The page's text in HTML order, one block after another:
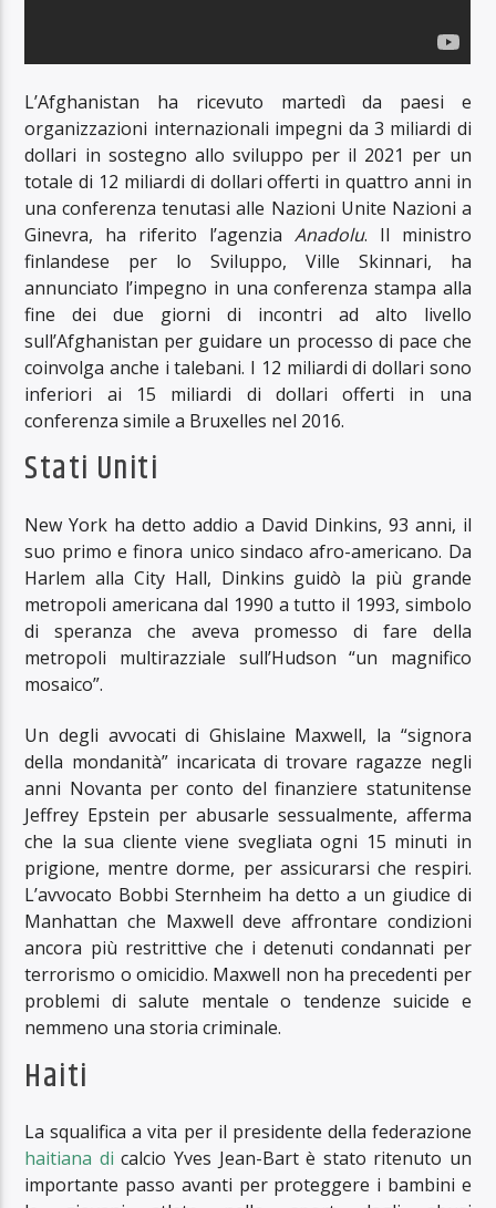
L’Afghanistan ha ricevuto martedì da paesi e
organizzazioni internazionali impegni da 3 miliardi di
dollari in sostegno allo sviluppo per il 2021 per un
totale di 12 miliardi di dollari offerti in quattro anni in
una conferenza tenutasi alle Nazioni Unite Nazioni a
Ginevra, ha riferito l’agenzia Anadolu. Il ministro
finlandese per lo Sviluppo, Ville Skinnari, ha
annunciato l’impegno in una conferenza stampa alla
fine dei due giorni di incontri ad alto livello
sull’Afghanistan per guidare un processo di pace che
coinvolga anche i talebani. I 12 miliardi di dollari sono
inferiori ai 15 miliardi di dollari offerti in una
conferenza simile a Bruxelles nel 2016.
Stati Uniti
New York ha detto addio a David Dinkins, 93 anni, il
suo primo e finora unico sindaco afro-americano. Da
Harlem alla City Hall, Dinkins guidò la più grande
metropoli americana dal 1990 a tutto il 1993, simbolo
di speranza che aveva promesso di fare della
metropoli multirazziale sull’Hudson “un magnifico
mosaico”.
Un degli avvocati di Ghislaine Maxwell, la “signora
della mondanità” incaricata di trovare ragazze negli
anni Novanta per conto del finanziere statunitense
Jeffrey Epstein per abusarle sessualmente, afferma
che la sua cliente viene svegliata ogni 15 minuti in
prigione, mentre dorme, per assicurarsi che respiri.
L’avvocato Bobbi Sternheim ha detto a un giudice di
Manhattan che Maxwell deve affrontare condizioni
ancora più restrittive che i detenuti condannati per
terrorismo o omicidio. Maxwell non ha precedenti per
problemi di salute mentale o tendenze suicide e
nemmeno una storia criminale.
Haiti
La squalifica a vita per il presidente della federazione
haitiana di calcio Yves Jean-Bart è stato ritenuto un
importante passo avanti per proteggere i bambini e